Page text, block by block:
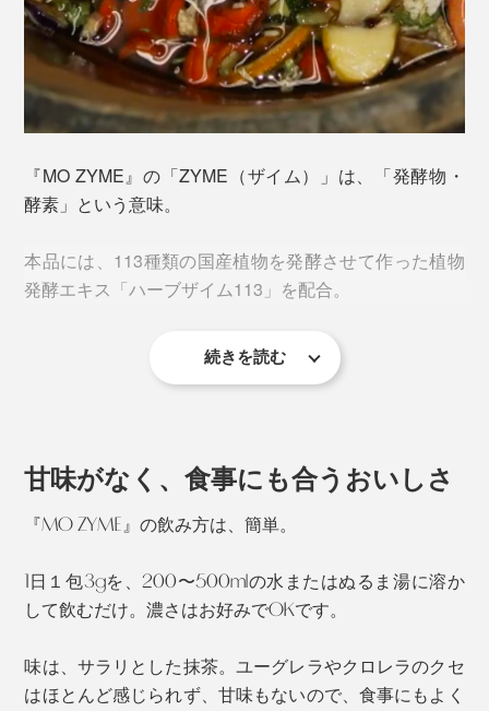
ZYME』のメイン原料。
加えて、国産植物由来の発酵エキスで、身体メンテナン
おいしく飲めるドリンクに仕上げました。
その栄養価の高さから、飢餓や栄養不足を救う「未来の
も研究されています。
『MO ZYME』の「ZYME（ザイム）」は、「発酵物・
酵素」という意味。
本品には、113種類の国産植物を発酵させて作った植物
発酵エキス「ハーブザイム113」を配合。
「ハーブザイム113」は、植物発酵由来の82種類の乳酸
特徴的なのはその製法。
粗糖をまぶす
熟成室で原液を二次発酵
続きを読む
甘味がなく、食事にも合うおいしさ
『MO ZYME』の飲み方は、簡単。
1日１包3gを、200〜500mlの水またはぬるま湯に溶か
して飲むだけ。濃さはお好みでOKです。
味は、サラリとした抹茶。ユーグレラやクロレラのクセ
はほとんど感じられず、甘味もないので、食事にもよく